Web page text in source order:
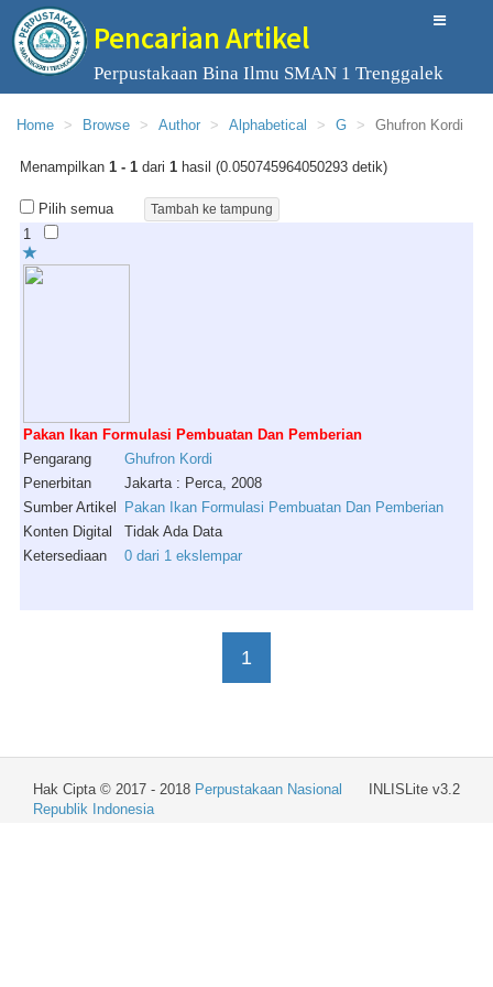
Pencarian Artikel
Perpustakaan Bina Ilmu SMAN 1 Trenggalek
Home Browse Author Alphabetical G Ghufron Kordi
Menampilkan 1 - 1 dari 1 hasil (0.050745964050293 detik)
Pilih semua
1
Pakan Ikan Formulasi Pembuatan Dan Pemberian
Pengarang
Ghufron Kordi
Penerbitan
Jakarta : Perca, 2008
Sumber Artikel
Pakan Ikan Formulasi Pembuatan Dan Pemberian
Konten Digital
Tidak Ada Data
Ketersediaan
0 dari 1 ekslempar
1
INLISLite v3.2
Hak Cipta © 2017 - 2018 Perpustakaan Nasional
Republik Indonesia